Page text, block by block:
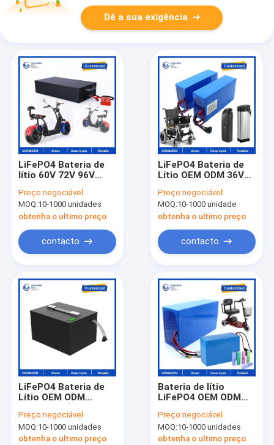
Dê a sua exigência
LiFePO4 Bateria de
lítio 60V 72V 96V
ODM Bateria de íons
de lítio recarregável
para marinha /
motocicleta elétrica
Preço:negociável
MOQ:10-1000 unidades
obtenha o ultimo preço
contacto
LiFePO4 Bateria de
Lítio OEM ODM 36V
de Lítio 40AH 60AH
80AH 120AH Para E-
Scooter / Bicicleta /
cadeira de rodas
Preço:negociável
MOQ:10-1000 unidade
obtenha o ultimo preço
contacto
LiFePO4 Bateria de
Lítio OEM ODM
Lítio Pacote Elétrico
48V 60V 72V Triciclo
Elétrico
Preço:negociável
MOQ:10-1000 unidades
obtenha o ultimo preço
Bateria de lítio
LiFePO4 OEM ODM
30AH 60AH 80AH
120AH Bateria de
íons de lítio para
Preço:negociável
MOQ:10-1000 unidades
obtenha o ultimo preço